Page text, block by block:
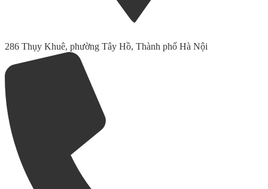
286 Thụy Khuê, phường Tây Hồ, Thành phố Hà Nội